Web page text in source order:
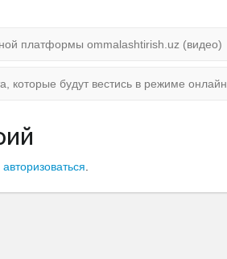
платформы ommalashtirish.uz (видео)
которые будут вестись в режиме онлайн
авторизоваться